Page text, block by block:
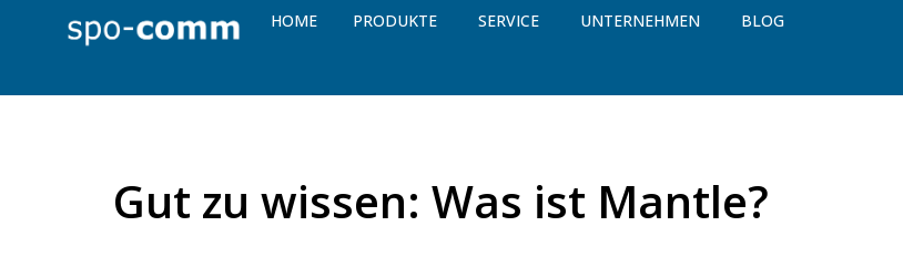
HOME PRODUKTE SERVICE UNTERNEHMEN BLOG
Gut zu wissen: Was ist Mantle?